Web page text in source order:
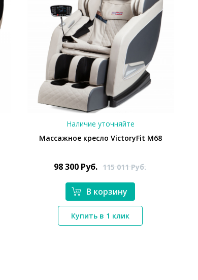
*}
Наличие уточняйте
Массажное кресло VictoryFit M68
98 300 Руб. 115 011Руб.
В корзину
Купить в 1 клик